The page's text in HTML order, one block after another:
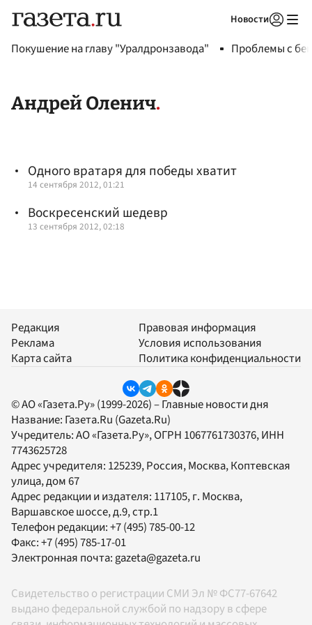
Новости
Покушение на главу "Уралдронзавода" Проблемы с
Андрей Оленич
Одного вратаря для победы хватит
14 сентября 2012, 01:21
Воскресенский шедевр
13 сентября 2012, 02:18
Редакция
Реклама
Карта сайта
Правовая информация
Условия использования
Политика конфиденциальности
© АО «Газета.Ру» (1999-2026) – Главные новости дня
Название: Газета.Ru (Gazeta.Ru)
Учредитель:АО «Газета.Ру», ОГРН 1067761730376, ИНН
7743625728
Адрес учредителя: 125239, Россия, Москва, Коптевская
улица, дом 67
Адрес редакции и издателя: 117105, г. Москва,
Варшавское шоссе, д.9, стр.1
Телефон редакции:+7 (495) 785-00-12
Факс:+7 (495) 785-17-01
Электронная почта:gazeta@gazeta.ru
Свидетельство о регистрации СМИ Эл № ФС77-67642
выдано федеральной службой по надзору в сфере